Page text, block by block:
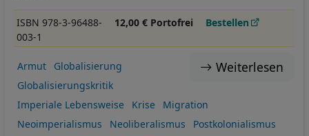
ISBN 978-3-96488-
003-1
12,00 € Portofrei Bestellen
Weiterlesen
Armut
Globalisierung
Globalisierungskritik
Imperiale Lebensweise
Krise
Migration
Neoimperialismus
Neoliberalismus
Postkolonialismus